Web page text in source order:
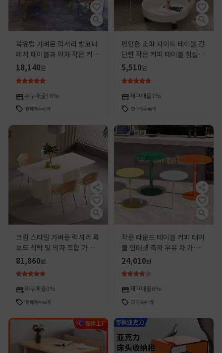
북유럽 가벼운 럭셔리 발코니
레저 테이블과 의자 작은 커피
테이블 레저 리셉션 현대 간단
한 작은 원형 테이블 협상 테이
블과 의자 조합
18,140원
재구매율 10%
판매개수47개
편안한 소파 사이드 테이블 간
단한 작은 커피 테이블 침실 침
실 테이블 작은 침대 옆 탁자
플라스틱 이동식 사이드 테이
블
5,510원
재구매율7%
판매개수46개
크림 스타일 가벼운 럭셔리 록
보드 식탁 및 의자 조합 가구
작은 아파트 현대 간단한 순수
한 흰색 직사각형 식탁
81,860원
재구매율0%
판매개수35개
작은 라운드 테이블 커피 테이
블 인터넷 축하 우유 차 가게
테이블 화이트 디저트 테이블
협상 간단한 야외 상업 높은 발
커피 테이블
24,010원
재구매율0%
판매개수7개